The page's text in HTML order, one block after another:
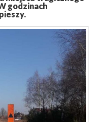
godzinach